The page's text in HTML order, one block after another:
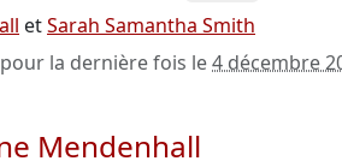
etSarah Samantha Smith
la dernière fois le4 décembre
Mendenhall